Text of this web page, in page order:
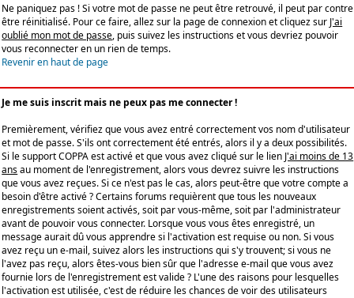
Ne paniquez pas ! Si votre mot de passe ne peut être retrouvé, il peut par contre
être réinitialisé. Pour ce faire, allez sur la page de connexion et cliquez sur J'ai
oublié mon mot de passe, puis suivez les instructions et vous devriez pouvoir
vous reconnecter en un rien de temps.
Revenir en haut de page
Je me suis inscrit mais ne peux pas me connecter !
Premièrement, vérifiez que vous avez entré correctement vos nom d'utilisateur
et mot de passe. S'ils ont correctement été entrés, alors il y a deux possibilités.
Si le support COPPA est activé et que vous avez cliqué sur le lien J'ai moins de 13
ansau moment de l'enregistrement, alors vous devrez suivre les instructions
que vous avez reçues. Si ce n'est pas le cas, alors peut-être que votre compte a
besoin d'être activé ? Certains forums requièrent que tous les nouveaux
enregistrements soient activés, soit par vous-même, soit par l'administrateur
avant de pouvoir vous connecter. Lorsque vous vous êtes enregistré, un
message aurait dû vous apprendre si l'activation est requise ou non. Si vous
avez reçu un e-mail, suivez alors les instructions qui s'y trouvent; si vous ne
l'avez pas reçu, alors êtes-vous bien sûr que l'adresse e-mail que vous avez
fournie lors de l'enregistrement est valide ? L'une des raisons pour lesquelles
l'activation est utilisée, c'est de réduire les chances de voir des utilisateurs